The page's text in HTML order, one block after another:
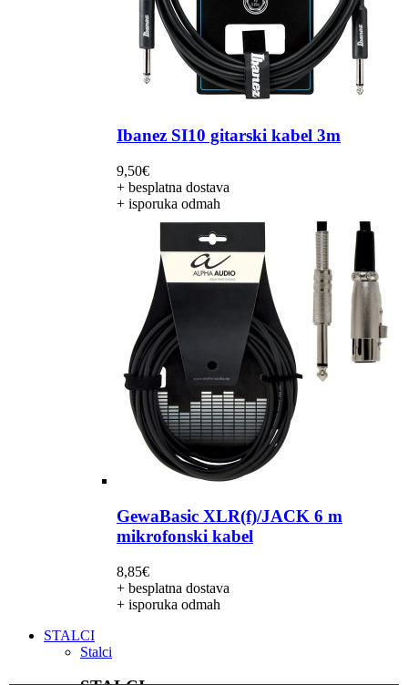
Ibanez SI10 gitarski kabel 3m
9,50€
+ besplatna dostava
+ isporuka odmah
GewaBasic XLR(f)/JACK 6 m
mikrofonski kabel
8,85€
+ besplatna dostava
+ isporuka odmah
STALCI
Stalci